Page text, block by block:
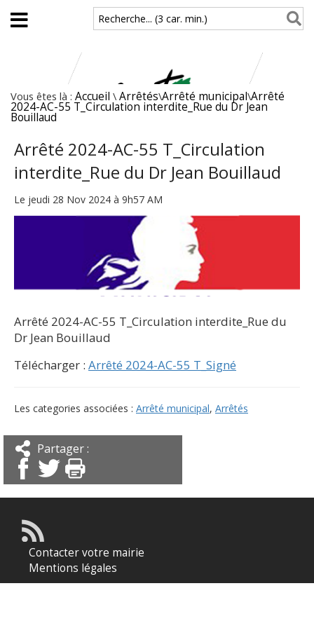
Aller au contenu principal
Recherche... (3 car. min.)
Vous êtes là : Accueil \ Arrêtés\Arrêté municipal\Arrêté
2024-AC-55 T_Circulation interdite_Rue du Dr Jean
Bouillaud
Arrêté 2024-AC-55 T_Circulation
interdite_Rue du Dr Jean Bouillaud
Le jeudi 28 Nov 2024 à 9h57 AM
Arrêté 2024-AC-55 T_Circulation interdite_Rue du
Dr Jean Bouillaud
Télécharger : Arrêté 2024-AC-55 T_Signé
Les categories associées : Arrêté municipal, Arrêtés
Partager :
Contacter votre mairie
Mentions légales